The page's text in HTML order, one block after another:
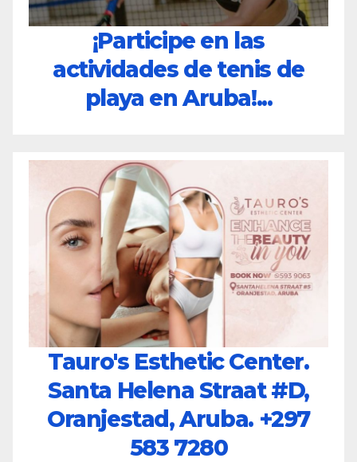
¡Participe en las
actividades de tenis de
playa en Aruba!...
Tauro's Esthetic Center.
Santa Helena Straat #D,
Oranjestad, Aruba. +297
583 7280